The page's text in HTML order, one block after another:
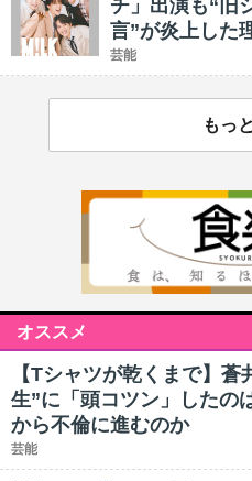
チ」出演も“旧
言”が炎上した
芸能
もっ
オススメ
【Tシャツが乾くまで】
生”に「頭コツン」したの
から不倫に進むのか
芸能